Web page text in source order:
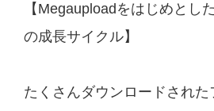
【Megauploadをはじめとし
の成長サイクル】
たくさんダウンロードされ